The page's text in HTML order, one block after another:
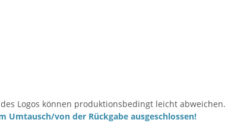
Logos können produktionsbedingt leicht abweichen.
Umtausch/von der Rückgabe ausgeschlossen!